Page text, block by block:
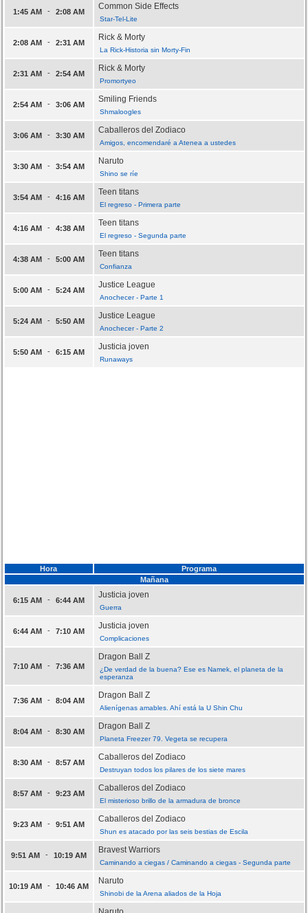
1:45 AM - 2:08 AM
Common Side Effects
Star-Tel-Lite
2:08 AM - 2:31 AM
Rick & Morty
La Rick-Historia sin Morty-Fin
2:31 AM - 2:54 AM
Rick & Morty
Promortyeo
2:54 AM - 3:06 AM
Smiling Friends
Shmaloogles
3:06 AM - 3:30 AM
Caballeros del Zodiaco
Amigos, encomendaré a Atenea a ustedes
3:30 AM - 3:54 AM
Naruto
Shino se ríe
3:54 AM - 4:16 AM
Teen titans
El regreso - Primera parte
4:16 AM - 4:38 AM
Teen titans
El regreso - Segunda parte
4:38 AM - 5:00 AM
Teen titans
Confianza
5:00 AM - 5:24 AM
Justice League
Anochecer - Parte 1
5:24 AM - 5:50 AM
Justice League
Anochecer - Parte 2
5:50 AM - 6:15 AM
Justicia joven
Runaways
Hora
Programa
Mañana
6:15 AM - 6:44 AM
Justicia joven
Guerra
6:44 AM - 7:10 AM
Justicia joven
Complicaciones
7:10 AM - 7:36 AM
Dragon Ball Z
¿De verdad de la buena? Ese es Namek, el planeta de la
esperanza
7:36 AM - 8:04 AM
Dragon Ball Z
Alienígenas amables. Ahí está la U Shin Chu
8:04 AM - 8:30 AM
Dragon Ball Z
Planeta Freezer 79. Vegeta se recupera
8:30 AM - 8:57 AM
Caballeros del Zodiaco
Destruyan todos los pilares de los siete mares
8:57 AM - 9:23 AM
Caballeros del Zodiaco
El misterioso brillo de la armadura de bronce
9:23 AM - 9:51 AM
Caballeros del Zodiaco
Shun es atacado por las seis bestias de Escila
9:51 AM - 10:19 AM
Bravest Warriors
Caminando a ciegas / Caminando a ciegas - Segunda parte
10:19 AM - 10:46 AM
Naruto
Shinobi de la Arena aliados de la Hoja